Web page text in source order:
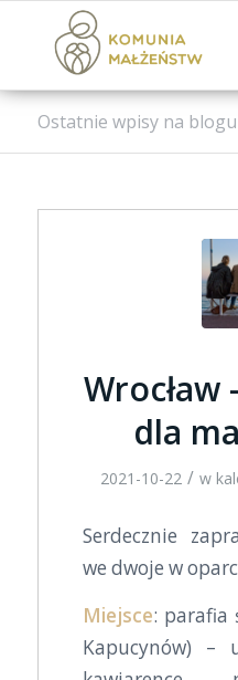
Ostatnie wpisy na blogu
Wrocław
dla
2021-10-22 / w
Serdecznie
we dwoje w
Miejsce: parafia
Kapucynów) –